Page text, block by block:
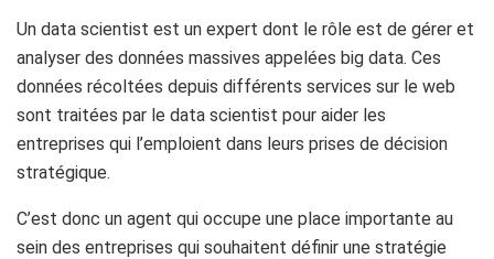
Un data scientist est un expert dont le rôle est de gérer et
analyser des données massives appelées big data. Ces
données récoltées depuis différents services sur le web
sont traitées par le data scientist pour aider les
entreprises qui l’emploient dans leurs prises de décision
stratégique.
C’est donc un agent qui occupe une place importante au
sein des entreprises qui souhaitent définir une stratégie